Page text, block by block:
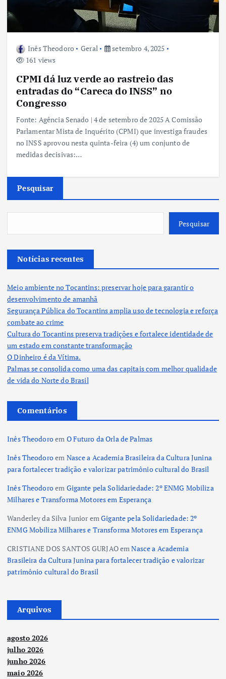
Inês Theodoro Geral
setembro 4, 2025
161 views
CPMI dá luz verde ao rastreio das
entradas do “Careca do INSS” no
Congresso
Fonte: Agência Senado | 4 de setembro de 2025 A Comissão
Parlamentar Mista de Inquérito (CPMI) que investiga fraudes
no INSS aprovou nesta quinta-feira (4) um conjunto de
medidas decisivas:…
Pesquisar
Pesquisar
Notícias recentes
Meio ambiente no Tocantins: preservar hoje para garantir o
desenvolvimento de amanhã
Segurança Pública do Tocantins amplia uso de tecnologia e reforça
combate ao crime
Cultura do Tocantins preserva tradições e fortalece identidade de
um estado em constante transformação
O Dinheiro é da Vítima.
Palmas se consolida como uma das capitais com melhor qualidade
de vida do Norte do Brasil
Comentários
Inês Theodoroem O Futuro da Orla de Palmas
Inês Theodoroem Nasce a Academia Brasileira da Cultura Junina
para fortalecer tradição e valorizar patrimônio cultural do Brasil
Inês Theodoroem Gigante pela Solidariedade: 2º ENMG Mobiliza
Milhares e Transforma Motores em Esperança
Wanderley da Silva JunioremGigante pela Solidariedade: 2º
ENMG Mobiliza Milhares e Transforma Motores em Esperança
CRISTIANE DOS SANTOS GURJAOemNasce a Academia
Brasileira da Cultura Junina para fortalecer tradição e valorizar
patrimônio cultural do Brasil
Arquivos
agosto 2026
julho 2026
junho 2026
maio 2026